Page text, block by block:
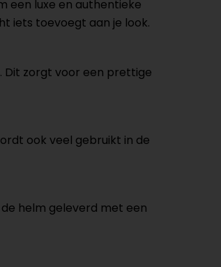
een luxe en authentieke
iets toevoegt aan je look.
Dit zorgt voor een prettige
ook veel gebruikt in de
helm geleverd met een